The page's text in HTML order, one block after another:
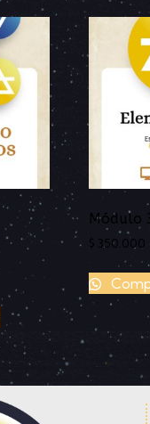
Módulo
$ 350.000